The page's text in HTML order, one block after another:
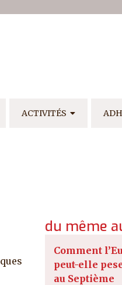
ACTIVITÉS
du même
Comment
peut-elle
au Septième